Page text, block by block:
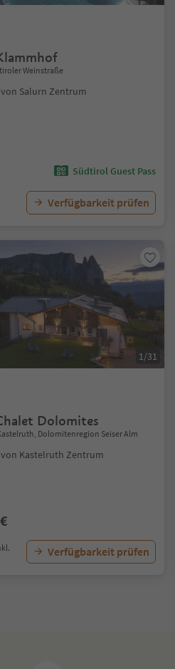
Weinstraße
von Salurn Zentrum
Südtirol Guest Pass
Verfügbarkeit prüfen
1/31
Dolomites
Dolomitenregion Seiser Alm
von Kastelruth Zentrum
Verfügbarkeit prüfen